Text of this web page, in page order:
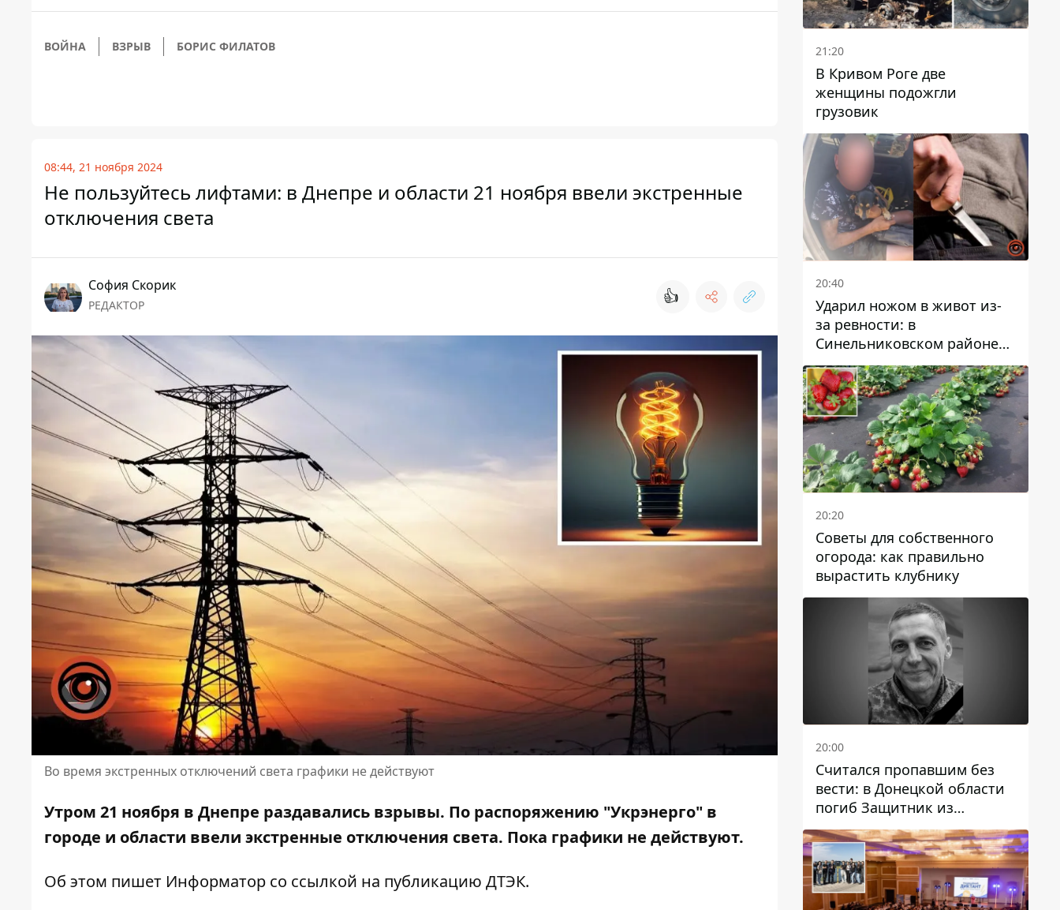
ВОЙНА ВЗРЫВ БОРИС ФИЛАТОВ
08:44, 21 ноября 2024
Не пользуйтесь лифтами: в Днепре и области 21 ноября ввели экстренные
отключения света
София Скорик
РЕДАКТОР 👍
Во время экстренных отключений света графики не действуют
Утром 21 ноября в Днепре раздавались взрывы. По распоряжению "Укрэнерго" в
городе и области ввели экстренные отключения света. Пока графики не действуют.
Об этом пишет Информатор со ссылкой на публикацию ДТЭК.
21:20
В Кривом Роге две
женщины подожгли
грузовик
20:40
Ударил ножом в живот из-
за ревности: в
Синельниковском районе
задержали 49-летнего
мужчину за убийство
20:20
Советы для собственного
огорода: как правильно
вырастить клубнику
20:00
Считался пропавшим без
вести: в Донецкой области
погиб Защитник из
Каменского Антон
Красовский